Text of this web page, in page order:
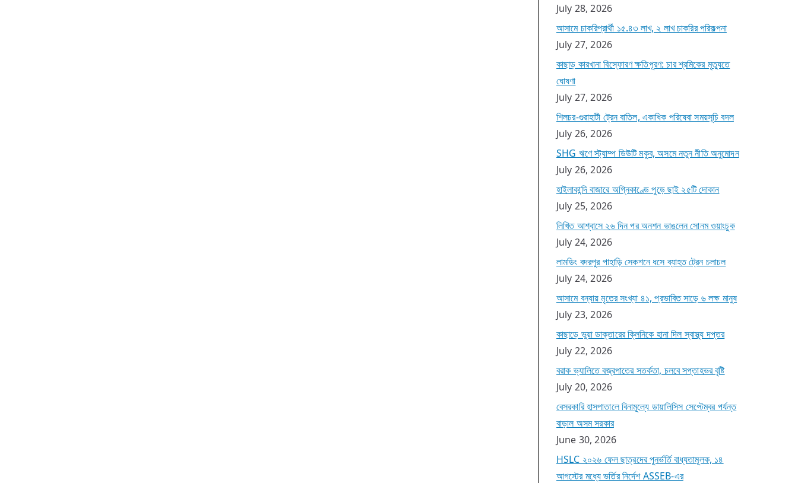
July 28, 2026
আসামে চাকরিপ্রার্থী ১৫.৪৩ লাখ, ২ লাখ চাকরির পরিকল্পনা
July 27, 2026
কাছাড় কারখানা বিস্ফোরণ ক্ষতিপূরণ: চার শ্রমিকের মৃত্যুতে
ঘোষণা
July 27, 2026
শিলচর-গুৱাহাটী ট্রেন বাতিল, একাধিক পরিষেবা সময়সূচি বদল
July 26, 2026
SHG ঋণে স্ট্যাম্প ডিউটি মকুব, অসমে নতুন নীতি অনুমোদন
July 26, 2026
হাইলাকান্দি বাজারে অগ্নিকাণ্ডে পুড়ে ছাই ২৫টি দোকান
July 25, 2026
লিখিত আশ্বাসে ২৬ দিন পর অনশন ভাঙলেন সোনম ওয়াংচুক
July 24, 2026
লামডিং বদরপুর পাহাড়ি সেকশনে ধসে ব্যাহত ট্রেন চলাচল
July 24, 2026
আসামে বন্যায় মৃতের সংখ্যা ৪১, প্রভাবিত সাড়ে ৬ লক্ষ মানুষ
July 23, 2026
কাছাড়ে ভুয়া ডাক্তারের ক্লিনিকে হানা দিল স্বাস্থ্য দপ্তর
July 22, 2026
বরাক ভ্যালিতে বজ্রপাতের সতর্কতা, চলবে সপ্তাহভর বৃষ্টি
July 20, 2026
বেসরকারি হাসপাতালে বিনামূল্যে ডায়ালিসিস সেপ্টেম্বর পর্যন্ত
বাড়াল অসম সরকার
June 30, 2026
HSLC ২০২৬ ফেল ছাত্রদের পুনর্ভর্তি বাধ্যতামূলক, ১৪
আগস্টের মধ্যে ভর্তির নির্দেশ ASSEB-এর